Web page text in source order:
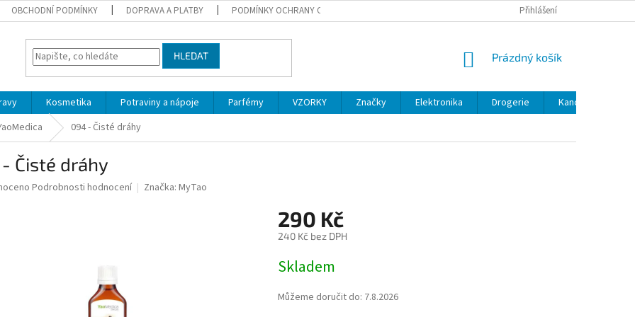
OBCHODNÍ PODMÍNKY DOPRAVA A PLATBY PODMÍNKY OCHRANY OSOBNÍCH ÚDAJŮ REKLAMACE A VRÁCENÍ ZBOŽÍ
Přihlášení
HLEDAT
NÁKUPNÍ
Prázdný košík
Kosmetika Potraviny a nápoje Parfémy VZORKY Značky Elektronika Drogerie
Kancelářské
094 - Čisté dráhy
Čisté dráhy
Podrobnosti hodnocení Značka: MyTao
290 Kč
240 Kč bez DPH
cena:
Skladem
Můžeme doručit do: 7.8.2026